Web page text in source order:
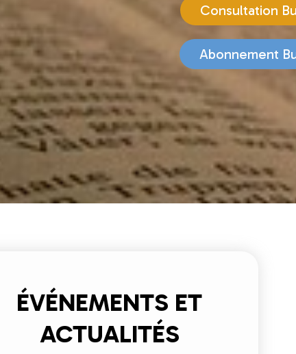
Consultation
Abonnement
ÉVÉNEMENTS ET
ACTUALITÉS